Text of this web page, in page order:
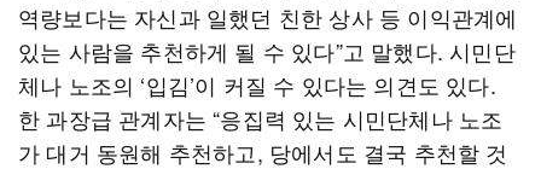
역량보다는 자신과 일했던 친한 상사 등 이익관계에
있는 사람을 추천하게 될 수 있다”고 말했다. 시민단
체나 노조의 ‘입김’이 커질 수 있다는 의견도 있다.
한 과장급 관계자는 “응집력 있는 시민단체나 노조
가 대거 동원해 추천하고, 당에서도 결국 추천할 것